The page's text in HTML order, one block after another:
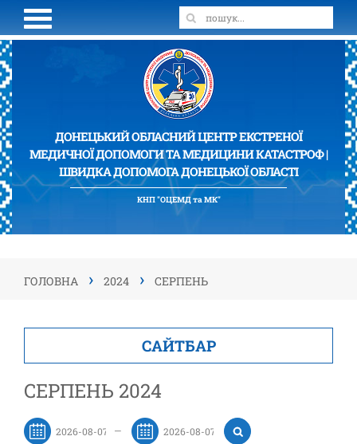
ДОНЕЦЬКИЙ ОБЛАСНИЙ ЦЕНТР ЕКСТРЕНОЇ
МЕДИЧНОЇ ДОПОМОГИ ТА МЕДИЦИНИ КАТАСТРОФ |
ШВИДКА ДОПОМОГА ДОНЕЦЬКОЇ ОБЛАСТІ
КНП "ОЦЕМД та МК"
ГОЛОВНА › 2024 › СЕРПЕНЬ
САЙТБАР
СЕРПЕНЬ 2024
—